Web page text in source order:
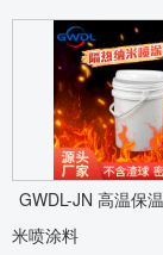
GWDL-JN 高温保
米喷涂料